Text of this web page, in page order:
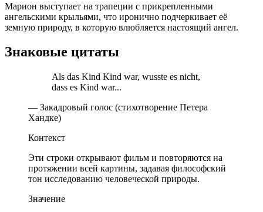
Марион выступает на трапеции с прикрепленными
ангельскими крыльями, что иронично подчеркивает её
земную природу, в которую влюбляется настоящий ангел.
Знаковые цитаты
Als das Kind Kind war, wusste es nicht,
dass es Kind war...
— Закадровый голос (стихотворение Петера
Хандке)
Контекст
Эти строки открывают фильм и повторяются на
протяжении всей картины, задавая философский
тон исследованию человеческой природы.
Значение